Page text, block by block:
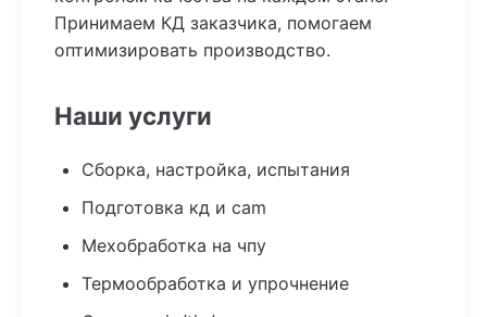
Принимаем КД заказчика, помогаем
оптимизировать производство.
Наши услуги
Сборка, настройка, испытания
Подготовка кд и cam
Мехобработка на чпу
Термообработка и упрочнение